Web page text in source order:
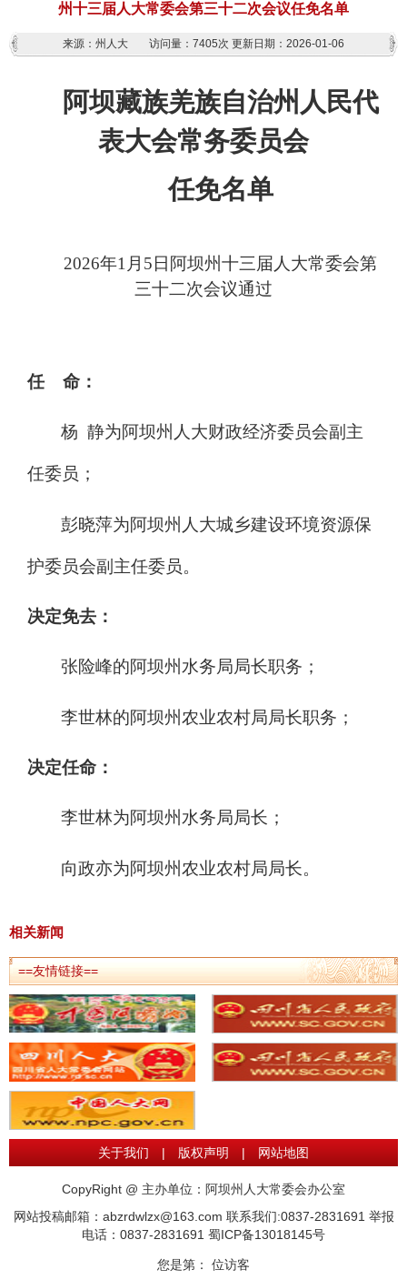
州十三届人大常委会第三十二次会议任免名单
来源：州人大 访问量： 7405次 更新日期：2026-01-06
阿坝藏族羌族自治州人民代
表大会常务委员会
任免名单
2026年1月 5 日阿坝州十三届人大常委会第
三十二次会议通过
任 命：
杨 静为阿坝州人大财政经济委员会副主
任委员；
彭晓萍为阿坝州人大城乡建设环境资源保
护委员会副主任委员。
决定免去：
张险峰的阿坝州水务局局长职务；
李世林的阿坝州农业农村局局长职务；
决定任命：
李世林为阿坝州水务局局长 ；
向政亦为阿坝州农业农村局局长。
相关新闻
==友情链接==
关于我们 | 版权声明 | 网站地图
CopyRight @ 主办单位：阿坝州人大常委会办公室
网站投稿邮箱：abzrdwlzx@163.com 联系我们:0837-2831691 举报
电话：0837-2831691 蜀ICP备13018145号
您是第： 位访客